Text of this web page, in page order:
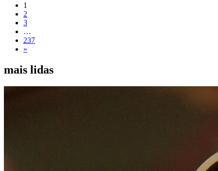
1
2
3
…
237
»
mais lidas